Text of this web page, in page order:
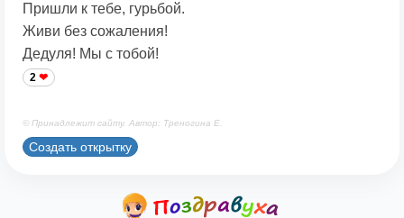
Пришли к тебе, гурьбой.
Живи без сожаления!
Дедуля! Мы с тобой!
2
© Принадлежит сайту. Автор: Треногина Е.
Создать открытку